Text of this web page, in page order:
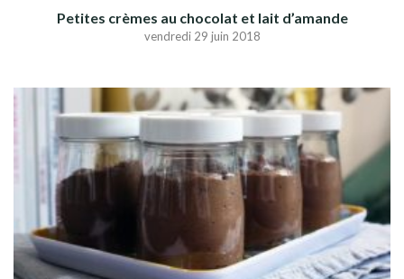
Petites crèmes au chocolat et lait d’amande
vendredi 29 juin 2018